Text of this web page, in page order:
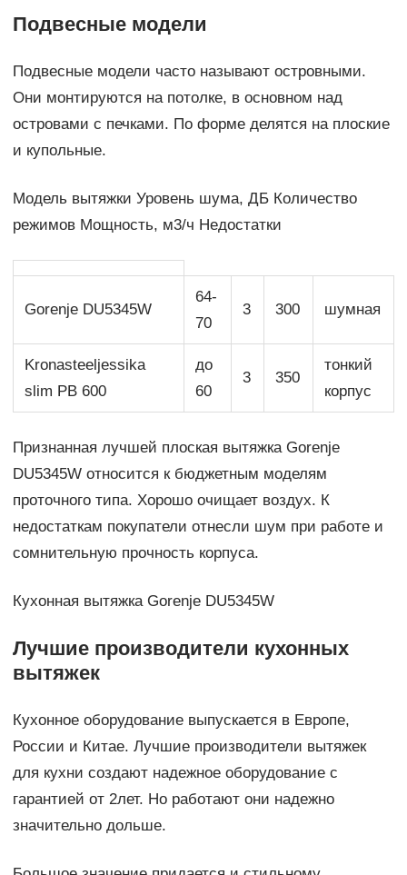
Подвесные модели
Подвесные модели часто называют островными.
Они монтируются на потолке, в основном над
островами с печками. По форме делятся на плоские
и купольные.
Модель вытяжки Уровень шума, ДБ Количество
режимов Мощность, м3/ч Недостатки
Gorenje DU5345W
64-
70
3 300 шумная
Kronasteeljessika
slim PB 600
до
60
3 350
тонкий
корпус
Признанная лучшей плоская вытяжка Gorenje
DU5345W относится к бюджетным моделям
проточного типа. Хорошо очищает воздух. К
недостаткам покупатели отнесли шум при работе и
сомнительную прочность корпуса.
Кухонная вытяжка Gorenje DU5345W
Лучшие производители кухонных
вытяжек
Кухонное оборудование выпускается в Европе,
России и Китае. Лучшие производители вытяжек
для кухни создают надежное оборудование с
гарантией от 2лет. Но работают они надежно
значительно дольше.